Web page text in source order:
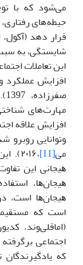
می‌شود که با
حیطه‌های
قرار دهد (آکول،
شایستگی، به
این تعاملات
افزایش عملکرد
صفرزاده، 1397). شایستگی ﻫﯿﺠﺎﻧﯽ- اﺟﺘﻤﺎﻋﯽ
مهارت‌های
افزایش علاقه
وتوانایی
می[11]
ﻫﯿﺠﺎﻧﯽ اﯾﻦ
ﻫﯿﺠﺎنﻫﺎ،
ﻫﯿﺠﺎنﻫﺎ اﺳﺖ،
اﺳﺖ ﮐﻪ ﻣﺴﺘﻘﯿﻤﺎً
اﺟﺘﻤﺎﻋﯽ
ﮐﻪ